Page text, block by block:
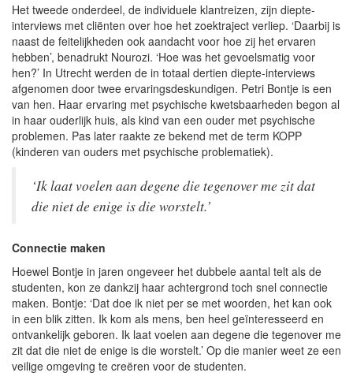
Het tweede onderdeel, de individuele klantreizen, zijn diepte-
interviews met cliënten over hoe het zoektraject verliep. ‘Daarbij is
naast de feitelijkheden ook aandacht voor hoe zij het ervaren
hebben’, benadrukt Nourozi. ‘Hoe was het gevoelsmatig voor
hen?’ In Utrecht werden de in totaal dertien diepte-interviews
afgenomen door twee ervaringsdeskundigen. Petri Bontje is een
van hen. Haar ervaring met psychische kwetsbaarheden begon al
in haar ouderlijk huis, als kind van een ouder met psychische
problemen. Pas later raakte ze bekend met de term KOPP
(kinderen van ouders met psychische problematiek).
‘Ik laat voelen aan degene die tegenover me zit dat
die niet de enige is die worstelt.’
Connectie maken
Hoewel Bontje in jaren ongeveer het dubbele aantal telt als de
studenten, kon ze dankzij haar achtergrond toch snel connectie
maken. Bontje: ‘Dat doe ik niet per se met woorden, het kan ook
in een blik zitten. Ik kom als mens, ben heel geïnteresseerd en
ontvankelijk geboren. Ik laat voelen aan degene die tegenover me
zit dat die niet de enige is die worstelt.’ Op die manier weet ze een
veilige omgeving te creëren voor de studenten.